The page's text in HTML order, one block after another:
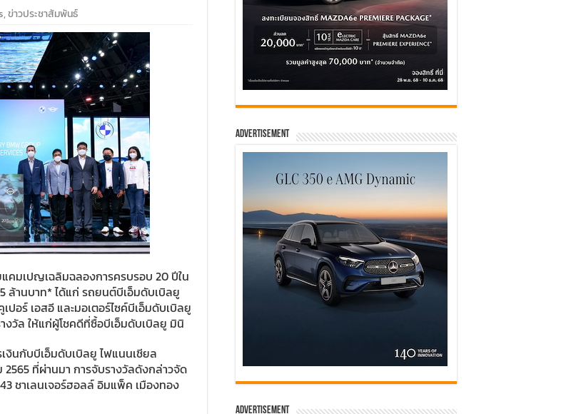
,ข่าวประชาสัมพันธ์
คมเปญเฉลิมฉลองการครบรอบ 20 ปีใน
ล้านบาท* ได้แก่ รถยนต์บีเอ็มดับเบิลยู
อร์ เอสอี และมอเตอร์ไซค์บีเอ็มดับเบิลยู
งวัล ให้แก่ผู้โชคดีที่ซื้อบีเอ็มดับเบิลยู มินิ
นกับบีเอ็มดับเบิลยู ไฟแนนเชียล
2565 ที่ผ่านมา การจับรางวัลดังกล่าวจัด
ชาเลนเจอร์ฮอลล์ อิมแพ็ค เมืองทอง
Advertisement
Advertisement